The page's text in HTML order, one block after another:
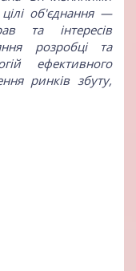
об'єднання —
та інтересів
розробці та
ефективного
ринків збуту,